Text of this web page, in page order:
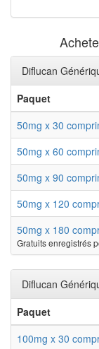
Diflucan
Paquet
50mg x 30
50mg x 60
50mg x 90
50mg x 120
50mg x 180
Gratuits enregistrés
Diflucan
Paquet
100mg x 30